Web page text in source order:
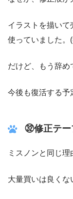
イラストを描いて
使っていました。
だけど、もう辞め
今後も復活する予
㉜修正テー
ミスノンと同じ理
大量買いは良くな